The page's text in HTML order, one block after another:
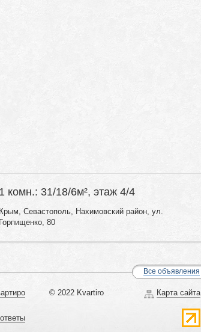
1 комн.: 31/18/6м², этаж 4/4
Крым, Севастополь, Нахимовский район, ул.
Горпищенко, 80
Все объявления
© 2022 Kvartiro Карта сайта